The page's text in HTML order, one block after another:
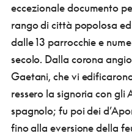
eccezionale documento
rango di città popolosa
dalle 13 parrocchie e
secolo. Dalla corona
Gaetani, che vi
ressero la signoria con gli
spagnolo; fu poi dei
fino alla eversione della